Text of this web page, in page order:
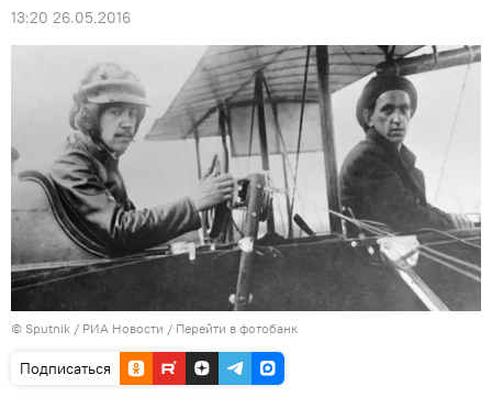
13:20 26.05.2016
© Sputnik / РИА Новости / Перейти в фотобанк
Подписаться